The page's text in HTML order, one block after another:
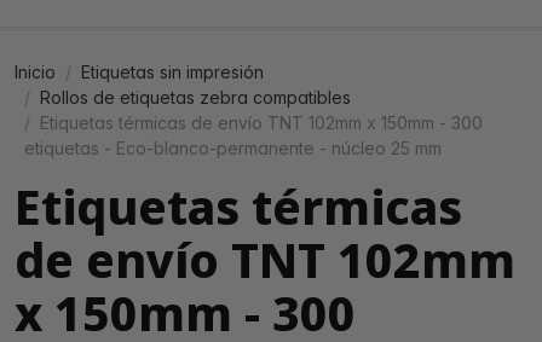
Inicio
Etiquetas sin impresión
Rollos de etiquetas zebra compatibles
Etiquetas térmicas de envío TNT 102mm x 150mm - 300
etiquetas - Eco-blanco-permanente - núcleo 25 mm
Etiquetas térmicas
de envío TNT 102mm
x 150mm - 300